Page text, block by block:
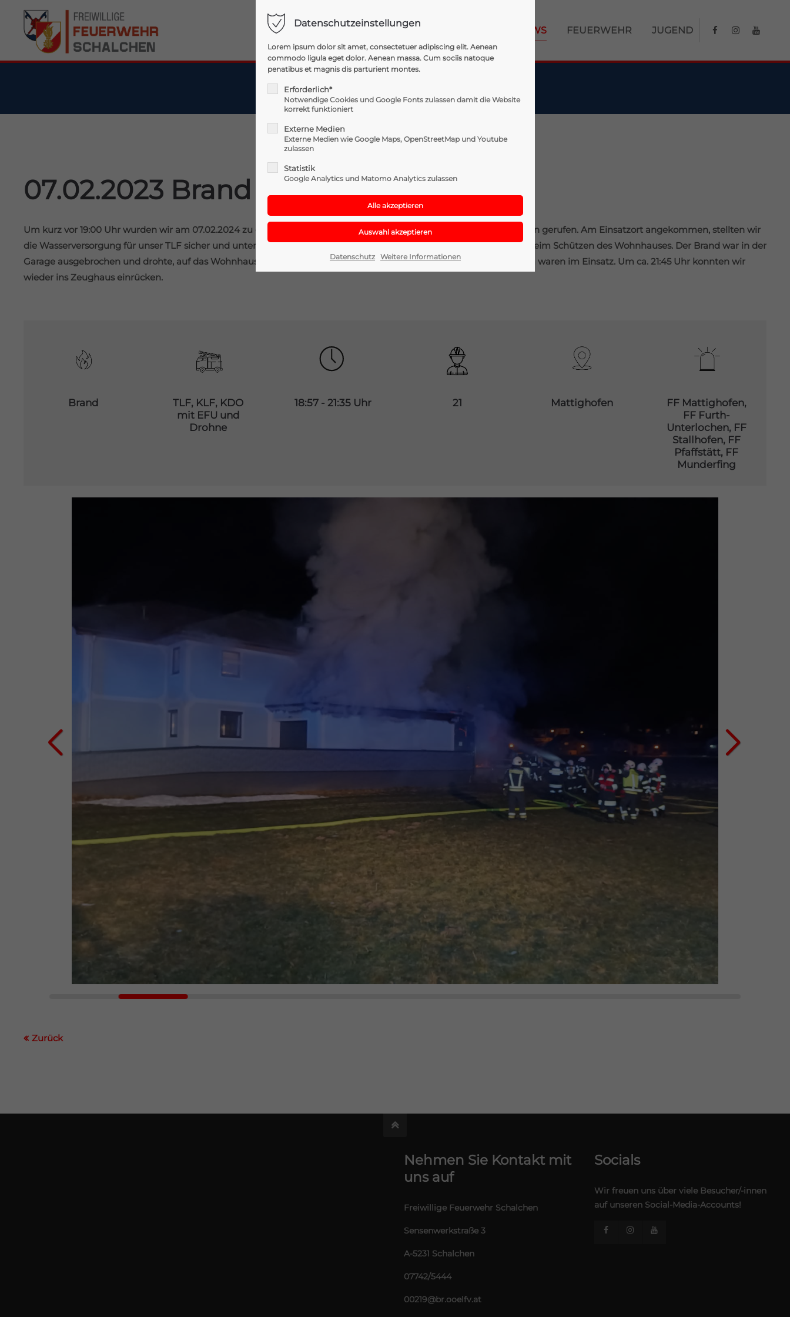
Login
Anmelden
Register|Lost your password?
Support
Lorem ipsum dolor sit amet:
24h/ 365days
We offer support for our customers
Mon - Fri 8:00am - 5:00pm
Cybersteel Inc.
+44 1234 567 890
info@yourdomain.com
About us
Lorem ipsum dolor sit amet,
NEWS FEUERWEHR JUGEND
07.02.2023 Brand Wohnhaus
Um kurz vor 19:00 Uhr wurden wir am 07.02.2024 zu einem Wohnhausbrand in die Scheiterbachstraße in Mattighofen gerufen. Am Einsatzort angekommen, stellten wir
die Wasserversorgung für unser TLF sicher und unterstützten die FF Mattighofen bei der Brandbekämpfung sowie beim Schützen des Wohnhauses. Der Brand war in der
Garage ausgebrochen und drohte, auf das Wohnhaus überzugreifen. Auch unser EFU-Team sowie das Drohnenteam waren im Einsatz. Um ca. 21:45 Uhr konnten wir
wieder ins Zeughaus einrücken.
Brand
TLF, KLF, KDO
mit EFU und
Drohne
18:57 - 21:35 Uhr 21 Mattighofen
FF Mattighofen,
FF Furth-
Unterlochen, FF
Stallhofen, FF
Pfaffstätt, FF
Munderfing
Zurück
Nehmen Sie Kontakt mit
uns auf
Freiwillige Feuerwehr Schalchen
Sensenwerkstraße 3
A-5231 Schalchen
07742/5444
00219@br.ooelfv.at
Socials
Wir freuen uns über viele Besucher/-innen
auf unseren Social-Media-Accounts!
Datenschutzeinstellungen
Lorem ipsum dolor sit amet, consectetuer adipiscing elit. Aenean
commodo ligula eget dolor. Aenean massa. Cum sociis natoque
penatibus et magnis dis parturient montes.
Erforderlich*
Notwendige Cookies und Google Fonts zulassen damit die Website
korrekt funktioniert
Externe Medien
Externe Medien wie Google Maps, OpenStreetMap und Youtube
zulassen
Statistik
Google Analytics und Matomo Analytics zulassen
Datenschutz Weitere Informationen